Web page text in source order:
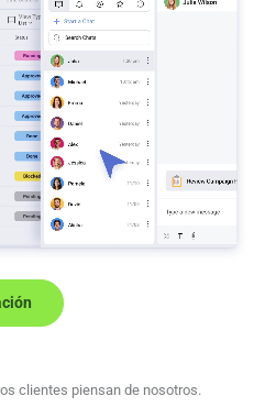
clientes piensan de nosotros.